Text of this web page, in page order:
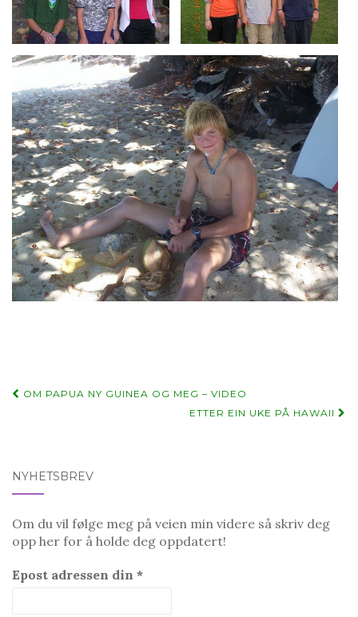
Post
OM PAPUA NY GUINEA OG MEG – VIDEO
ETTER EIN UKE PÅ HAWAII
NYHETSBREV
Om du vil følge meg på veien min videre så skriv deg
opp her for å holde deg oppdatert!
Epost adressen din *